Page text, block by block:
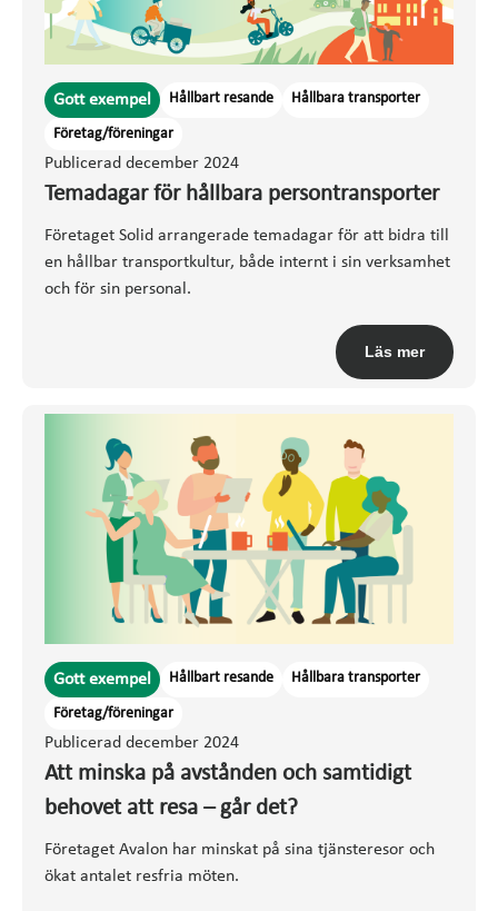
Publicerad december 2024
Temadagar för hållbara persontransporter
Företaget Solid arrangerade temadagar för att bidra till
en hållbar transportkultur, både internt i sin verksamhet
och för sin personal.
Gott exempel Hållbart resande Hållbara transporter
Företag/föreningar
Läs mer
Publicerad december 2024
Att minska på avstånden och samtidigt
behovet att resa – går det?
Företaget Avalon har minskat på sina tjänsteresor och
ökat antalet resfria möten.
Gott exempel Hållbart resande Hållbara transporter
Företag/föreningar